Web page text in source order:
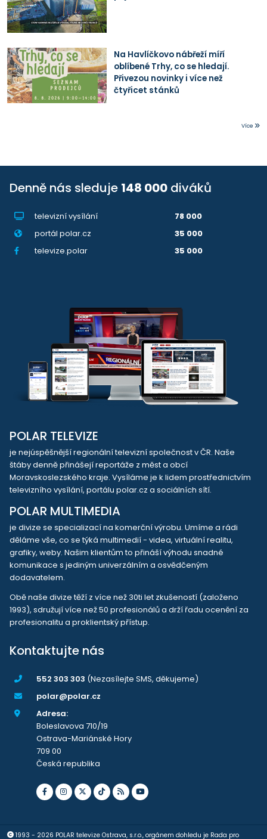
Na Havlíčkovo nábřeží míří
oblíbené Trhy, co se hledají.
Přivezou novinky i více než
čtyřicet stánků
Více
Denně nás sleduje 148 000 diváků
televizní vysílání
78 000
portál polar.cz
35 000
televize.polar
35 000
POLAR TELEVIZE
je nejúspěšnější regionální televizní společnost v ČR. Naše
štáby denně přinášejí reportáže z měst a obcí
Moravskoslezského kraje. Vysíláme je k lidem prostřednictvím
televizního vysílání, portálu polar.cz a sociálních sítí.
POLAR MULTIMEDIA
je divize se specializací na komerční výrobu. Umíme a rádi
děláme vše, co se týká multimedií - videa, virtuální realitu,
grafiky, weby. Našim klientům to přináší výhodu snadné
komunikace s jediným univerzálním a osvědčeným
dodavatelem.
Obě naše divize těží z více než 30ti let zkušeností (založeno
1993), sdružují více než 50 profesionálů a drží řadu ocenění za
profesionalitu a proklientský přístup.
Kontaktujte nás
552 303 303 (Nezasílejte SMS, děkujeme)
polar@polar.cz
Adresa:
Boleslavova 710/19
Ostrava-Mariánské Hory
709 00
Česká republika
1993 - 2026 POLAR televize Ostrava, s.r.o., orgánem dohledu je Rada pro